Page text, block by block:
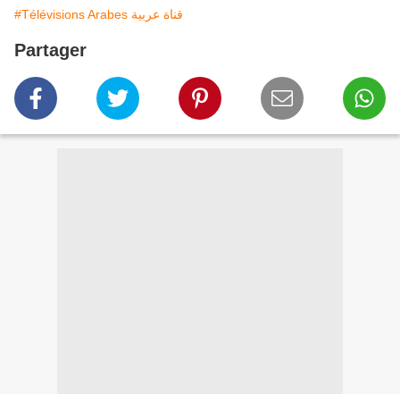
#Télévisions Arabes قناة عربية
Partager